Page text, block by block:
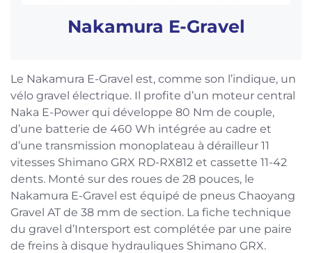
Nakamura E-Gravel
Le Nakamura E-Gravel est, comme son l’indique, un
vélo gravel électrique. Il profite d’un moteur central
Naka E-Power qui développe 80 Nm de couple,
d’une batterie de 460 Wh intégrée au cadre et
d’une transmission monoplateau à dérailleur 11
vitesses Shimano GRX RD-RX812 et cassette 11-42
dents. Monté sur des roues de 28 pouces, le
Nakamura E-Gravel est équipé de pneus Chaoyang
Gravel AT de 38 mm de section. La fiche technique
du gravel d’Intersport est complétée par une paire
de freins à disque hydrauliques Shimano GRX.